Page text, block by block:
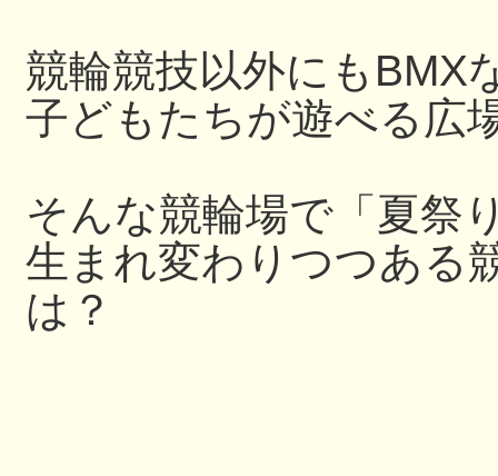
競輪競技以外にもBMX
子どもたちが遊べる広
そんな競輪場で「夏祭
生まれ変わりつつある
は？